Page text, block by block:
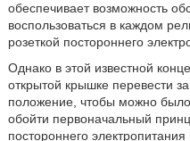
обеспечивает возможность
воспользоваться в каждом
розеткой постороннего
Однако в этой известной
открытой крышке перевести
положение, чтобы можно
обойти первоначальный
постороннего